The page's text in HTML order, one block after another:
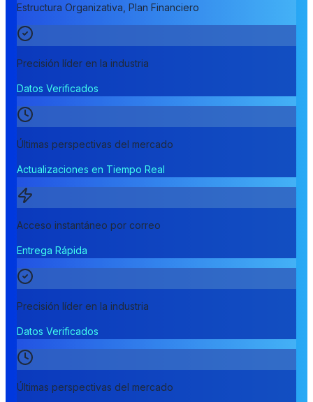
Estructura Organizativa, Plan Financiero
Precisión líder en la industria
Datos Verificados
Últimas perspectivas del mercado
Actualizaciones en Tiempo Real
Acceso instantáneo por correo
Entrega Rápida
Precisión líder en la industria
Datos Verificados
Últimas perspectivas del mercado